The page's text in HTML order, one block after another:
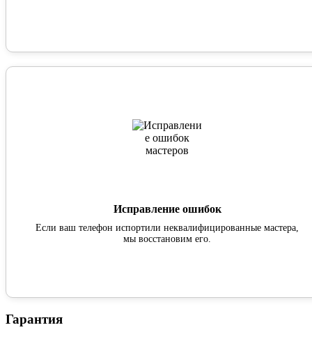
Исправление ошибок
Если ваш телефон испортили неквалифицированные мастера,
мы восстановим его.
Гарантия